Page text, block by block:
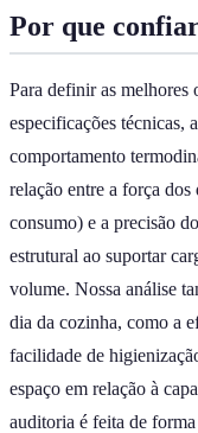
Por que
Para definir as melhores
especificações técnicas,
comportamento
relação entre a força
consumo) e a precisão
estrutural ao suportar
volume. Nossa análise
dia da cozinha, como a
facilidade de
espaço em relação à
auditoria é feita de